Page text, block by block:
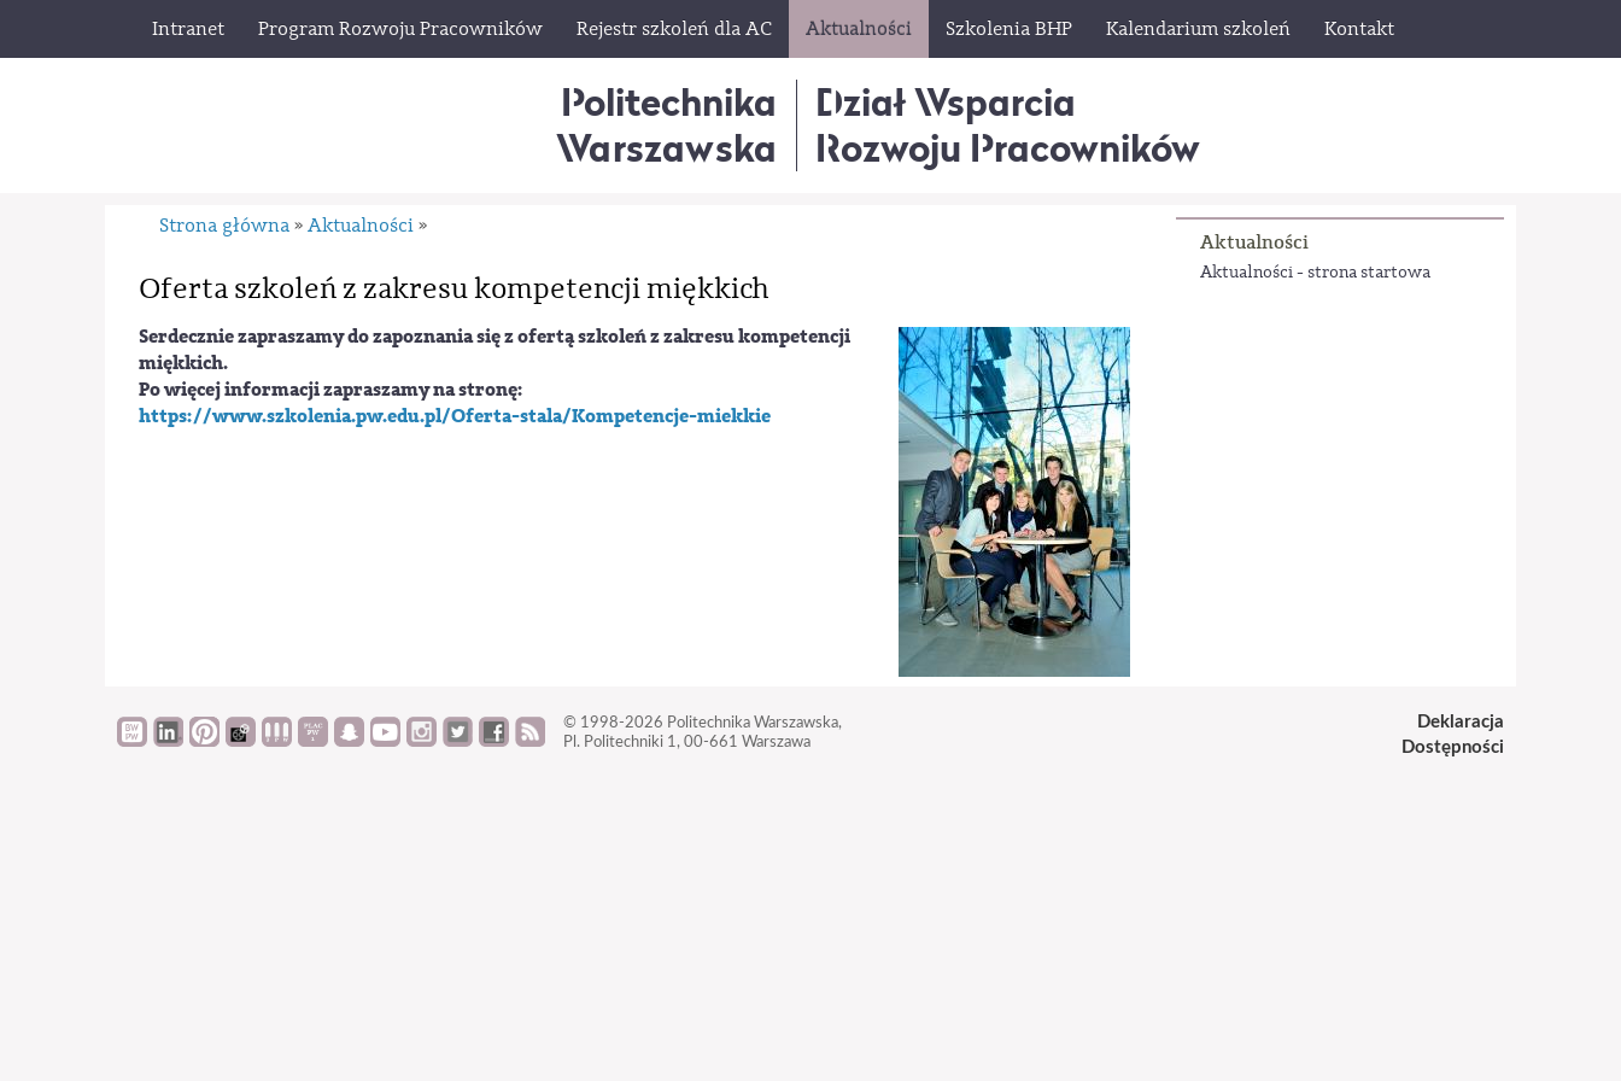
Intranet Program Rozwoju Pracowników Rejestr szkoleń dla AC Aktualności Szkolenia BHP Kalendarium szkoleń Kontakt
Politechnika
Warszawska
Dział Wsparcia
Rozwoju Pracowników
Aktualności
Aktualności - strona startowa
Strona główna » Aktualności »
Oferta szkoleń z zakresu kompetencji miękkich
Serdecznie zapraszamy do zapoznania się z ofertą szkoleń z zakresu kompetencji
miękkich.
Po więcej informacji zapraszamy na stronę:
https://www.szkolenia.pw.edu.pl/Oferta-stala/Kompetencje-miekkie
© 1998-2026 Politechnika Warszawska,
Pl. Politechniki 1, 00-661 Warszawa
Deklaracja
Dostępności